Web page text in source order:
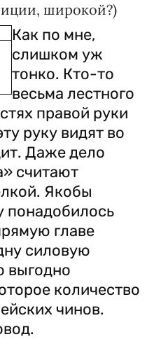
широкой?)
Как по мне,
слишком уж
тонко. Кто-то
весьма лестного
правой руки
руку видят во
Даже дело
считают
Якобы
понадобилось
гла­ве
силовую
выгодно
количество
чинов.